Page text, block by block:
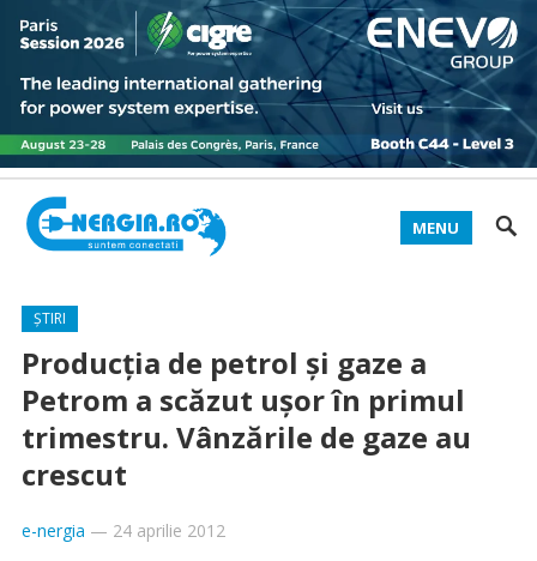
MENU
ȘTIRI
Producţia de petrol şi gaze a
Petrom a scăzut uşor în primul
trimestru. Vânzările de gaze au
crescut
e-nergia — 24 aprilie 2012